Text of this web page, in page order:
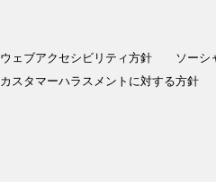
ウェブアクセシビリティ方針
ソーシ
カスタマーハラスメントに対する方針